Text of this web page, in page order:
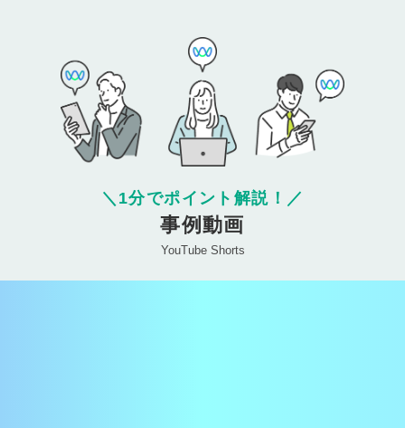
＼ 1分でポイント解説！ ／
事例動画
YouTube Shorts